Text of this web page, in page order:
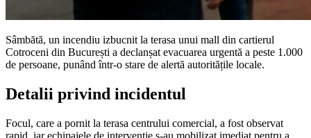
Sâmbătă, un incendiu izbucnit la terasa unui mall din cartierul
Cotroceni din București a declanșat evacuarea urgentă a peste 1.000
de persoane, punând într-o stare de alertă autoritățile locale.
Detalii privind incidentul
Focul, care a pornit la terasa centrului comercial, a fost observat
rapid, iar echipajele de intervenție s-au mobilizat imediat pentru a